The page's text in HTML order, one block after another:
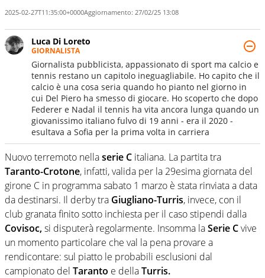
2025-02-27T11:35:00+0000Aggiornamento: 27/02/25 13:08
Luca Di Loreto
GIORNALISTA
Giornalista pubblicista, appassionato di sport ma calcio e
tennis restano un capitolo ineguagliabile. Ho capito che il
calcio è una cosa seria quando ho pianto nel giorno in
cui Del Piero ha smesso di giocare. Ho scoperto che dopo
Federer e Nadal il tennis ha vita ancora lunga quando un
giovanissimo italiano fulvo di 19 anni - era il 2020 -
esultava a Sofia per la prima volta in carriera
Nuovo terremoto nellaserie C italiana. La partita tra
Taranto-Crotone, infatti, valida per la 29esima giornata del
girone C in programma sabato 1 marzo è stata rinviata a data
da destinarsi. Il derby tra Giugliano-Turris, invece, con il
club granata finito sotto inchiesta per il caso stipendi dalla
Covisoc,si disputerà regolarmente. Insomma laSerie Cvive
un momento particolare che val la pena provare a
rendicontare: sul piatto le probabili esclusioni dal
campionato del Taranto e dellaTurris.